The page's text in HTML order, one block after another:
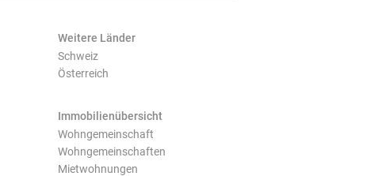
Weitere Länder
Schweiz
Österreich
Immobilienübersicht
Wohngemeinschaft
Wohngemeinschaften
Mietwohnungen